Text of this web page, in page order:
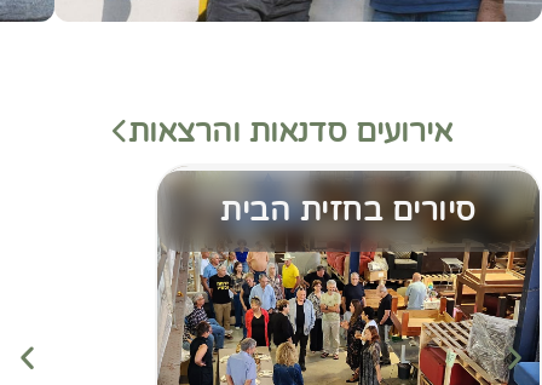
אירועים סדנאות והרצאות
סיורים בחזית הבית